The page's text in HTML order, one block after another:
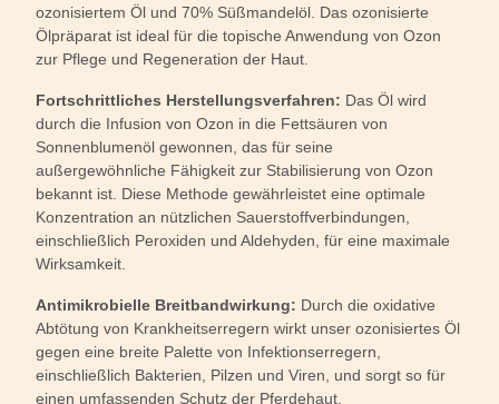
ozonisiertem Öl und 70% Süßmandelöl. Das ozonisierte
Ölpräparat ist ideal für die topische Anwendung von Ozon
zur Pflege und Regeneration der Haut.
Fortschrittliches Herstellungsverfahren: Das Öl wird
durch die Infusion von Ozon in die Fettsäuren von
Sonnenblumenöl gewonnen, das für seine
außergewöhnliche Fähigkeit zur Stabilisierung von Ozon
bekannt ist. Diese Methode gewährleistet eine optimale
Konzentration an nützlichen Sauerstoffverbindungen,
einschließlich Peroxiden und Aldehyden, für eine maximale
Wirksamkeit.
Antimikrobielle Breitbandwirkung: Durch die oxidative
Abtötung von Krankheitserregern wirkt unser ozonisiertes Öl
gegen eine breite Palette von Infektionserregern,
einschließlich Bakterien, Pilzen und Viren, und sorgt so für
einen umfassenden Schutz der Pferdehaut.